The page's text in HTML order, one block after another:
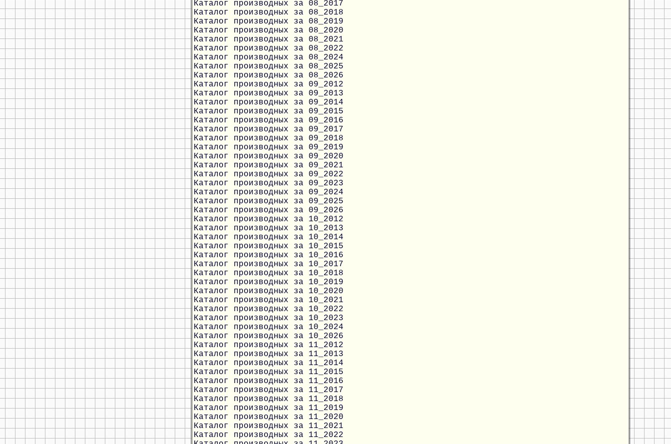
Каталог производных за 08_2017
Каталог производных за 08_2018
Каталог производных за 08_2019
Каталог производных за 08_2020
Каталог производных за 08_2021
Каталог производных за 08_2022
Каталог производных за 08_2024
Каталог производных за 08_2025
Каталог производных за 08_2026
Каталог производных за 09_2012
Каталог производных за 09_2013
Каталог производных за 09_2014
Каталог производных за 09_2015
Каталог производных за 09_2016
Каталог производных за 09_2017
Каталог производных за 09_2018
Каталог производных за 09_2019
Каталог производных за 09_2020
Каталог производных за 09_2021
Каталог производных за 09_2022
Каталог производных за 09_2023
Каталог производных за 09_2024
Каталог производных за 09_2025
Каталог производных за 09_2026
Каталог производных за 10_2012
Каталог производных за 10_2013
Каталог производных за 10_2014
Каталог производных за 10_2015
Каталог производных за 10_2016
Каталог производных за 10_2017
Каталог производных за 10_2018
Каталог производных за 10_2019
Каталог производных за 10_2020
Каталог производных за 10_2021
Каталог производных за 10_2022
Каталог производных за 10_2023
Каталог производных за 10_2024
Каталог производных за 10_2026
Каталог производных за 11_2012
Каталог производных за 11_2013
Каталог производных за 11_2014
Каталог производных за 11_2015
Каталог производных за 11_2016
Каталог производных за 11_2017
Каталог производных за 11_2018
Каталог производных за 11_2019
Каталог производных за 11_2020
Каталог производных за 11_2021
Каталог производных за 11_2022